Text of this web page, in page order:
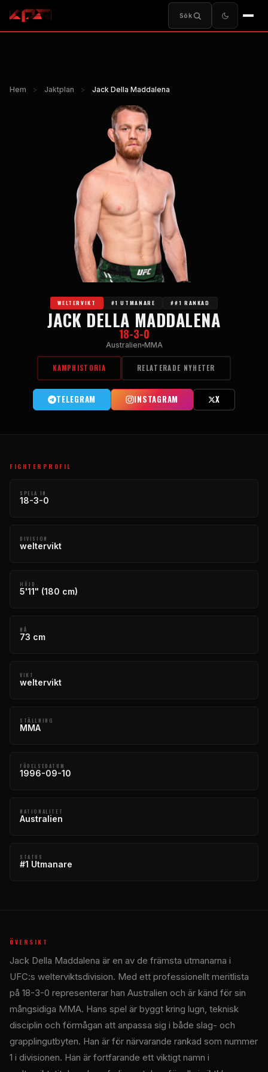
Sök
Hem > Jaktplan > Jack Della Maddalena
WELTERVIKT #1 UTMANARE ##1 RANKAD
JACK DELLA MADDALENA
18-3-0
Australien MMA
KAMPHISTORIA RELATERADE NYHETER
TELEGRAM INSTAGRAM X
FIGHTERPROFIL
SPELA IN
18-3-0
DIVISION
weltervikt
HÖJD
5'11" (180 cm)
NÅ
73 cm
VIKT
weltervikt
STÄLLNING
MMA
FÖDELSEDATUM
1996-09-10
NATIONALITET
Australien
STATUS
#1 Utmanare
ÖVERSIKT
Jack Della Maddalena är en av de främsta utmanarna i
UFC:s welterviktsdivision. Med ett professionellt meritlista
på 18-3-0 representerar han Australien och är känd för sin
mångsidiga MMA. Hans spel är byggt kring lugn, teknisk
disciplin och förmågan att anpassa sig i både slag- och
grapplingutbyten. Han är för närvarande rankad som nummer
1 i divisionen. Han är fortfarande ett viktigt namn i